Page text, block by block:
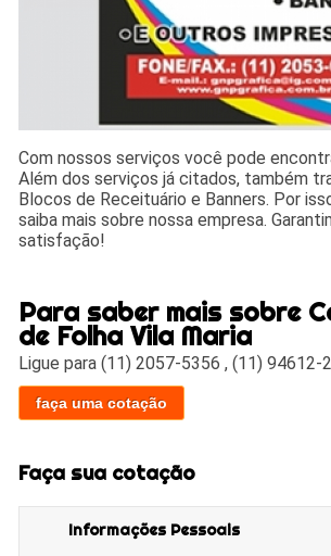
Com nossos serviços você pode
Além dos serviços já citados, também
Blocos de Receituário e Banners. Por
saiba mais sobre nossa empresa.
satisfação!
Para saber mais sobre
de Folha Vila Maria
Ligue para(11) 2057-5356 ,(11) 94612-
faça uma cotação
Faça sua cotação
Informações Pessoais